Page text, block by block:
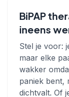
BiPAP
ineens
Stel je voor:
maar elke
wakker
paniek bent,
dichtvalt. Of